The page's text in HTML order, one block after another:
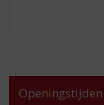
Openingstijden